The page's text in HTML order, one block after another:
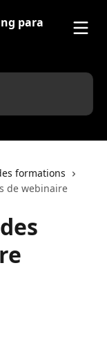
formations
de webinaire